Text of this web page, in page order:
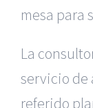
mesa para
La
servicio de
referido